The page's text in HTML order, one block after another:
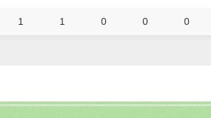
1 1 0 0 0